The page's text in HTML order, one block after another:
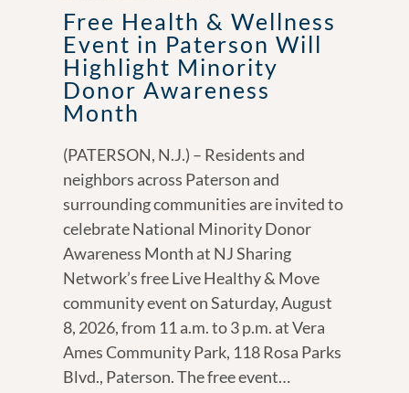
o
k
n
n
k
Free Health & Wellness
Event in Paterson Will
Highlight Minority
Donor Awareness
Month
(PATERSON, N.J.) – Residents and
neighbors across Paterson and
surrounding communities are invited to
celebrate National Minority Donor
Awareness Month at NJ Sharing
Network’s free Live Healthy & Move
community event on Saturday, August
8, 2026, from 11 a.m. to 3 p.m. at Vera
Ames Community Park, 118 Rosa Parks
Blvd., Paterson. The free event…